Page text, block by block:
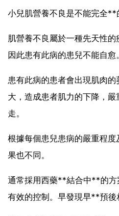
小兒肌營養不良是不能完全**
肌營養不良屬於一種先天性的
因此患有此病的患兒不能自愈。
患有此病的患者會出現肌肉
大，造成患者肌力的下降，
走。
根據每個患兒患病的嚴重程
果也不同。
通常採用西藥**結合中**的方
有效的控制。早發現早**預後